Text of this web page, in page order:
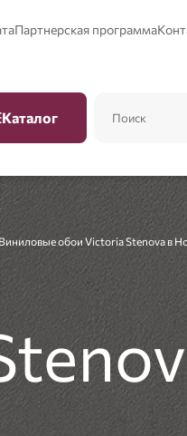
Партнерская программа
Каталог
Виниловые обои Victoria Stenova в